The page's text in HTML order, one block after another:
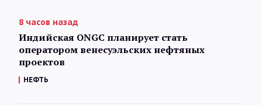
8 часов назад
Индийская ONGC планирует стать
оператором венесуэльских нефтяных
проектов
НЕФТЬ